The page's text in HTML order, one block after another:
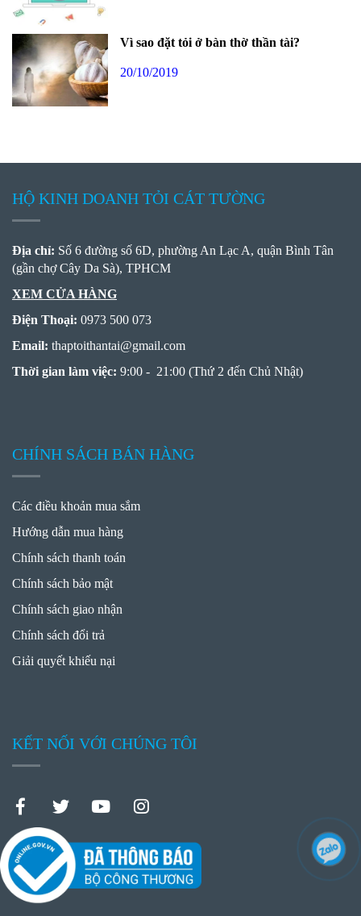
Vì sao đặt tỏi ở bàn thờ thần tài?
20/10/2019
HỘ KINH DOANH TỎI CÁT TƯỜNG
Địa chỉ: Số 6 đường số 6D, phường An Lạc A, quận Bình Tân
(gần chợ Cây Da Sà), TPHCM
XEM CỬA HÀNG
Điện Thoại: 0973 500 073
Email: thaptoithantai@gmail.com
Thời gian làm việc: 9:00 - 21:00 (Thứ 2 đến Chủ Nhật)
CHÍNH SÁCH BÁN HÀNG
Các điều khoản mua sắm
Hướng dẫn mua hàng
Chính sách thanh toán
Chính sách bảo mật
Chính sách giao nhận
Chính sách đổi trả
Giải quyết khiếu nại
KẾT NỐI VỚI CHÚNG TÔI